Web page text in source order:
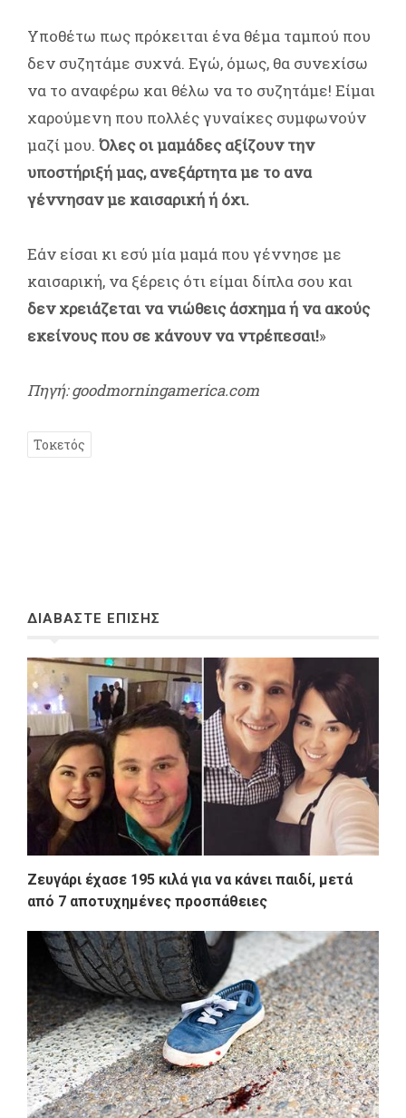
Υποθέτω πως πρόκειται ένα θέμα ταμπού που
δεν συζητάμε συχνά. Εγώ, όμως, θα συνεχίσω
να το αναφέρω και θέλω να το συζητάμε! Είμαι
χαρούμενη που πολλές γυναίκες συμφωνούν
μαζί μου. Όλες οι μαμάδες αξίζουν την
υποστήριξή μας, ανεξάρτητα με το ανα
γέννησαν με καισαρική ή όχι.
Εάν είσαι κι εσύ μία μαμά που γέννησε με
καισαρική, να ξέρεις ότι είμαι δίπλα σου και
δεν χρειάζεται να νιώθεις άσχημα ή να ακούς
εκείνους που σε κάνουν να ντρέπεσαι!»
Πηγή: goodmorningamerica.com
Τοκετός
ΔΙΑΒΑΣΤΕ ΕΠΙΣΗΣ
Ζευγάρι έχασε 195 κιλά για να κάνει παιδί, μετά
από 7 αποτυχημένες προσπάθειες